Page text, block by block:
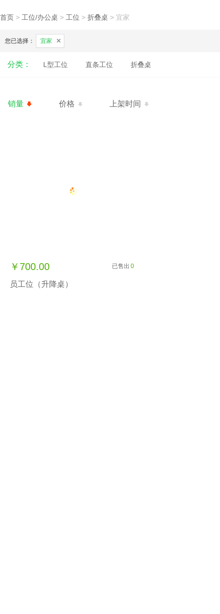
首页 > 工位/办公桌 > 工位 > 折叠桌 > 宜家
您已选择： 宜家
分类： L型工位 直条工位 折叠桌
销量 价格 上架时间
￥700.00 已售出 0
员工位（升降桌）